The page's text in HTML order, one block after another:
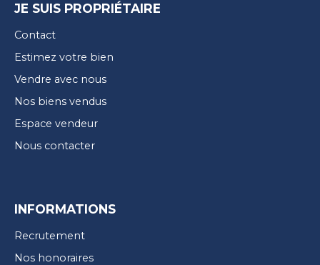
JE SUIS PROPRIÉTAIRE
Contact
Estimez votre bien
Vendre avec nous
Nos biens vendus
Espace vendeur
Nous contacter
INFORMATIONS
Recrutement
Nos honoraires